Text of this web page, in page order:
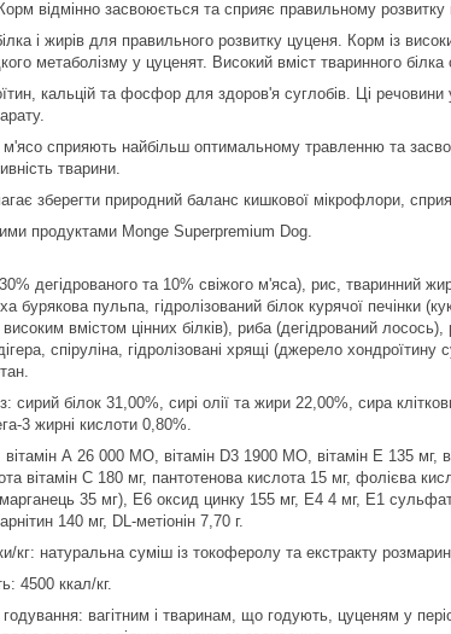
відмінно засвоюється та сприяє правильному розвитку
і жирів для правильного розвитку цуценя. Корм із
метаболізму у цуценят. Високий вміст тваринного
кальцій та фосфор для здоров'я суглобів. Ці
м'ясо сприяють найбільш оптимальному травленню та
тварини.
зберегти природний баланс кишкової мікрофлори,
продуктами Monge Superpremium Dog.
(30% дегідрованого та 10% свіжого м'яса), рис,
бурякова пульпа, гідролізований білок курячої печінки
вмістом цінних білків), риба (дегідрований
спіруліна, гідролізовані хрящі (джерело хондроїтину
сирий білок 31,00%, сирі олії та жири 22,00%, сира
3 жирні кислоти 0,80%.
вітамін А 26 000 МО, вітамін D3 1900 МО, вітамін Е 135 мг,
вітамін С 180 мг, пантотенова кислота 15 мг, фолієва
35 мг), Е6 оксид цинку 155 мг, Е4 4 мг, Е1
140 мг, DL-метіонін 7,70 г.
кг: натуральна суміш із токоферолу та екстракту
4500 ккал/кг.
вагітним і тваринам, що годують, цуценям у